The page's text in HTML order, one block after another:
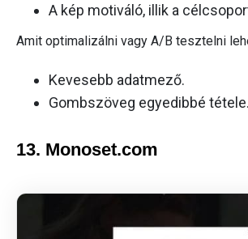
A kép motiváló, illik a
Amit optimalizálni vagy A/B tesztelni
Kevesebb adatmező.
Gombszöveg egyedibbé tétele.
13. Monoset.com